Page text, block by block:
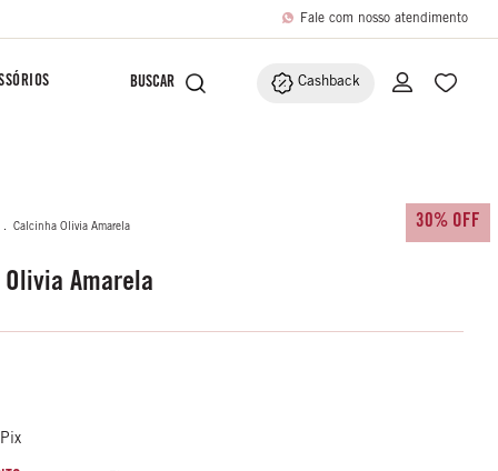
Fale com nosso atendimento
Cashback
. Calcinha Olivia Amarela
Amarela
30% OFF
Pix